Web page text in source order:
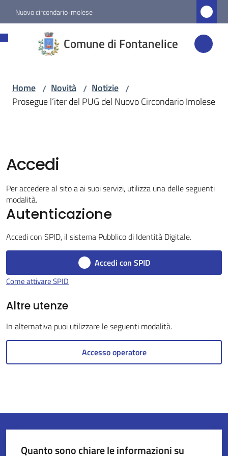
Vai al contenuto
Vai alla navigazione
Vai al footer
Nuovo circondario imolese
Comune di Fontanelice
Fontanelice
Amministrazione
Servizi
Vivere
Fontanelice
Servizi
on-
line
Tutti
Home / Novità / Notizie /
Prosegue l’iter del PUG del Nuovo Circondario Imolese
Accedi
Per accedere al sito a ai suoi servizi, utilizza una delle seguenti
modalità.
Autenticazione
Accedi con SPID, il sistema Pubblico di Identità Digitale.
Accedi con SPID
Come attivare SPID
Altre utenze
In alternativa puoi utilizzare le seguenti modalità.
Accesso operatore
Quanto sono chiare le informazioni su